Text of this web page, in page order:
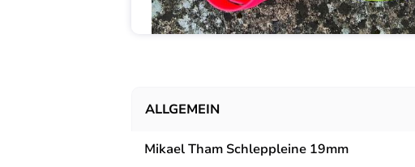
ALLGEMEIN
Mikael Tham Schleppleine 19mm